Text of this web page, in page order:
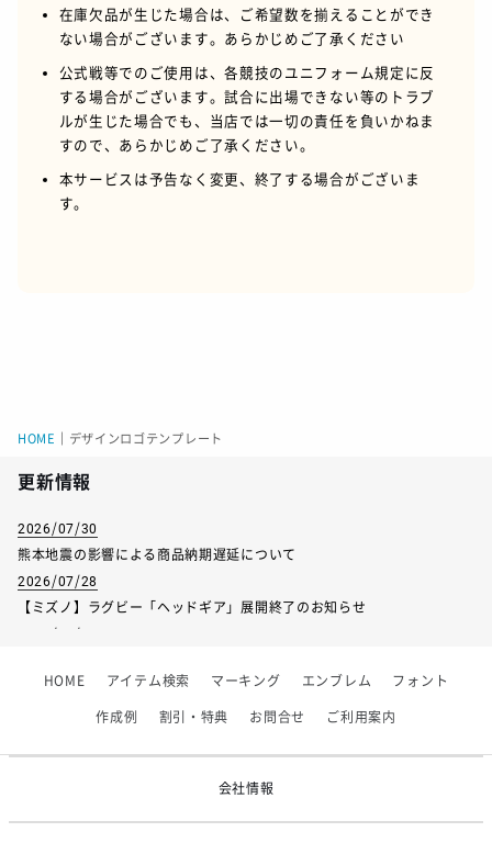
在庫欠品が生じた場合は、ご希望数を揃えることができ
ない場合がございます。あらかじめご了承ください
公式戦等でのご使用は、各競技のユニフォーム規定に反
する場合がございます。試合に出場できない等のトラブ
ルが生じた場合でも、当店では一切の責任を負いかねま
すので、あらかじめご了承ください。
本サービスは予告なく変更、終了する場合がございま
す。
HOME デザインロゴテンプレート
更新情報
2026/07/30
熊本地震の影響による商品納期遅延について
2026/07/28
【ミズノ】ラグビー「ヘッドギア」展開終了のお知らせ
2026/06/09
【アシックス】一部商品「生地の在庫限り」廃盤のお知らせ
HOME アイテム検索 マーキング エンブレム フォント
作成例 割引・特典 お問合せ ご利用案内
会社情報